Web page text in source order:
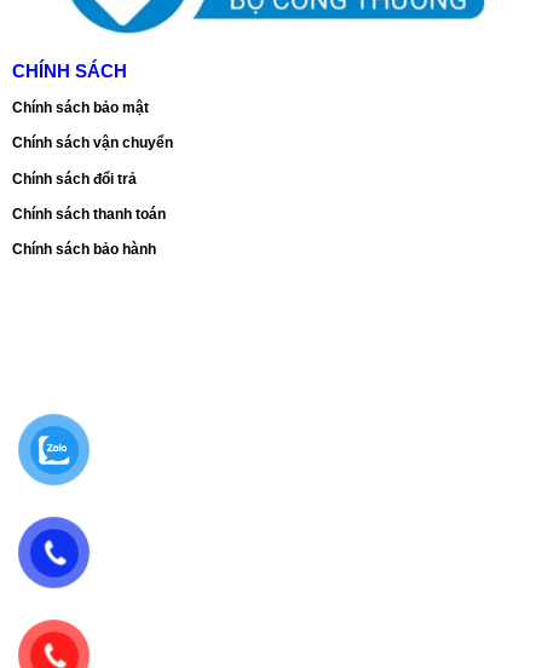
CHÍNH SÁCH
Chính sách bảo mật
Chính sách vận chuyển
Chính sách đổi trả
Chính sách thanh toán
Chính sách bảo hành